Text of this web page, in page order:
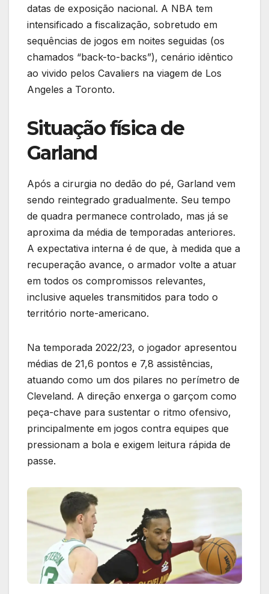
datas de exposição nacional. A NBA tem
intensificado a fiscalização, sobretudo em
sequências de jogos em noites seguidas (os
chamados “back-to-backs”), cenário idêntico
ao vivido pelos Cavaliers na viagem de Los
Angeles a Toronto.
Situação física de
Garland
Após a cirurgia no dedão do pé, Garland vem
sendo reintegrado gradualmente. Seu tempo
de quadra permanece controlado, mas já se
aproxima da média de temporadas anteriores.
A expectativa interna é de que, à medida que a
recuperação avance, o armador volte a atuar
em todos os compromissos relevantes,
inclusive aqueles transmitidos para todo o
território norte-americano.
Na temporada 2022/23, o jogador apresentou
médias de 21,6 pontos e 7,8 assistências,
atuando como um dos pilares no perímetro de
Cleveland. A direção enxerga o garçom como
peça-chave para sustentar o ritmo ofensivo,
principalmente em jogos contra equipes que
pressionam a bola e exigem leitura rápida de
passe.